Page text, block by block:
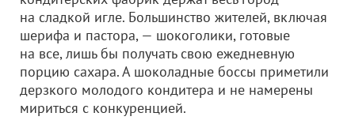
на сладкой игле. Большинство жителей, включая
шерифа и пастора, — шокоголики, готовые
на все, лишь бы получать свою ежедневную
порцию сахара. А шоколадные боссы приметили
дерзкого молодого кондитера и не намерены
мириться с конкуренцией.